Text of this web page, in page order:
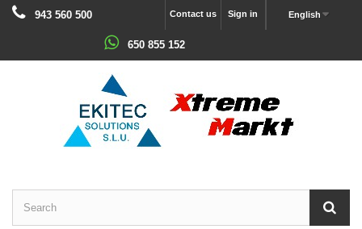
English
Sign in
Contact us
943 560 500
650 855 152